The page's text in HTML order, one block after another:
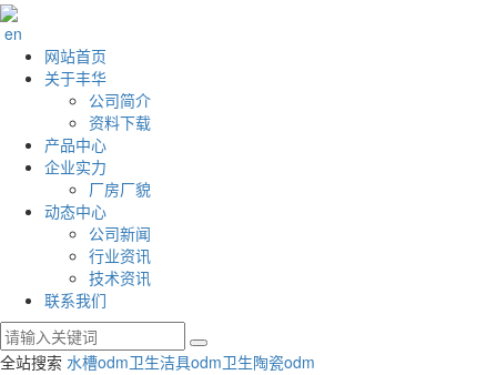
en
网站首页
关于丰华
公司简介
资料下载
产品中心
企业实力
厂房厂貌
动态中心
公司新闻
行业资讯
技术资讯
联系我们
全站搜索 水槽odm卫生洁具odm卫生陶瓷odm